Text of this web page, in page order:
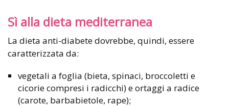
Sì alla dieta mediterranea
La dieta anti-diabete dovrebbe, quindi, essere
caratterizzata da:
vegetali a foglia (bieta, spinaci, broccoletti e
cicorie compresi i radicchi) e ortaggi a radice
(carote, barbabietole, rape);